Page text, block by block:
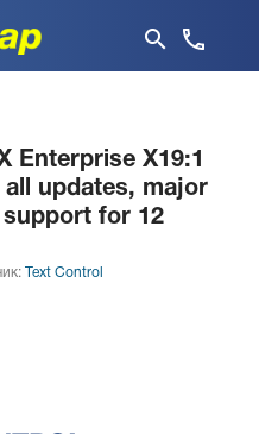
Enterprise X19:1
updates, major
support for 12
Text Control